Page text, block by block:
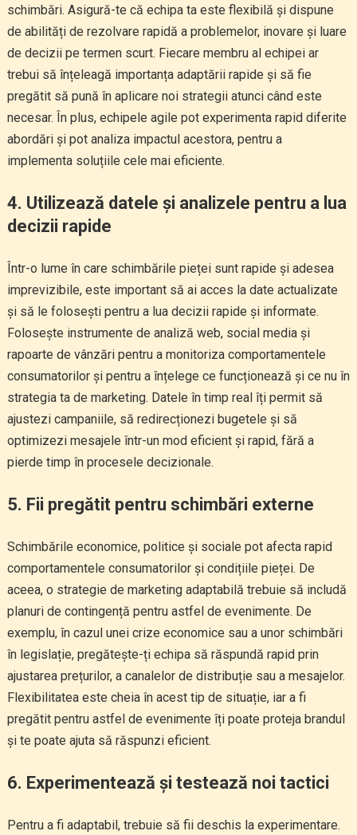
schimbări. Asigură-te că echipa ta este flexibilă și dispune
de abilități de rezolvare rapidă a problemelor, inovare și luare
de decizii pe termen scurt. Fiecare membru al echipei ar
trebui să înțeleagă importanța adaptării rapide și să fie
pregătit să pună în aplicare noi strategii atunci când este
necesar. În plus, echipele agile pot experimenta rapid diferite
abordări și pot analiza impactul acestora, pentru a
implementa soluțiile cele mai eficiente.
4. Utilizează datele și analizele pentru a lua
decizii rapide
Într-o lume în care schimbările pieței sunt rapide și adesea
imprevizibile, este important să ai acces la date actualizate
și să le folosești pentru a lua decizii rapide și informate.
Folosește instrumente de analiză web, social media și
rapoarte de vânzări pentru a monitoriza comportamentele
consumatorilor și pentru a înțelege ce funcționează și ce nu în
strategia ta de marketing. Datele în timp real îți permit să
ajustezi campaniile, să redirecționezi bugetele și să
optimizezi mesajele într-un mod eficient și rapid, fără a
pierde timp în procesele decizionale.
5. Fii pregătit pentru schimbări externe
Schimbările economice, politice și sociale pot afecta rapid
comportamentele consumatorilor și condițiile pieței. De
aceea, o strategie de marketing adaptabilă trebuie să includă
planuri de contingență pentru astfel de evenimente. De
exemplu, în cazul unei crize economice sau a unor schimbări
în legislație, pregătește-ți echipa să răspundă rapid prin
ajustarea prețurilor, a canalelor de distribuție sau a mesajelor.
Flexibilitatea este cheia în acest tip de situație, iar a fi
pregătit pentru astfel de evenimente îți poate proteja brandul
și te poate ajuta să răspunzi eficient.
6. Experimentează și testează noi tactici
Pentru a fi adaptabil, trebuie să fii deschis la experimentare.